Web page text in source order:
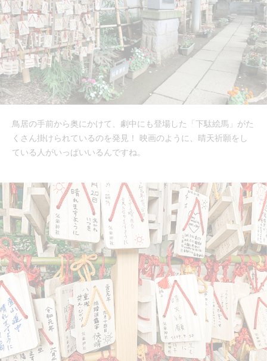
鳥居の手前から奥にかけて、劇中にも登場した「下駄絵馬」がた
くさん掛けられているのを発見！ 映画のように、晴天祈願をし
ている人がいっぱいいるんですね。